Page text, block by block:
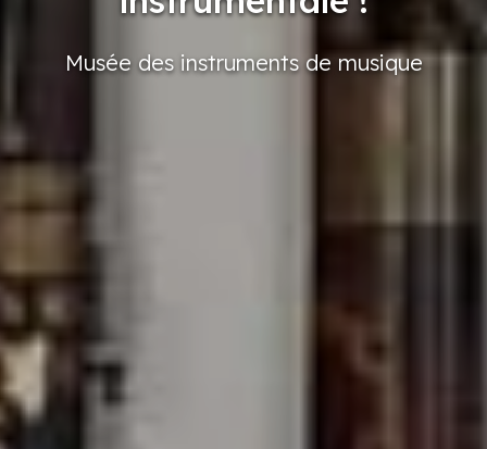
Musée des instruments de musique